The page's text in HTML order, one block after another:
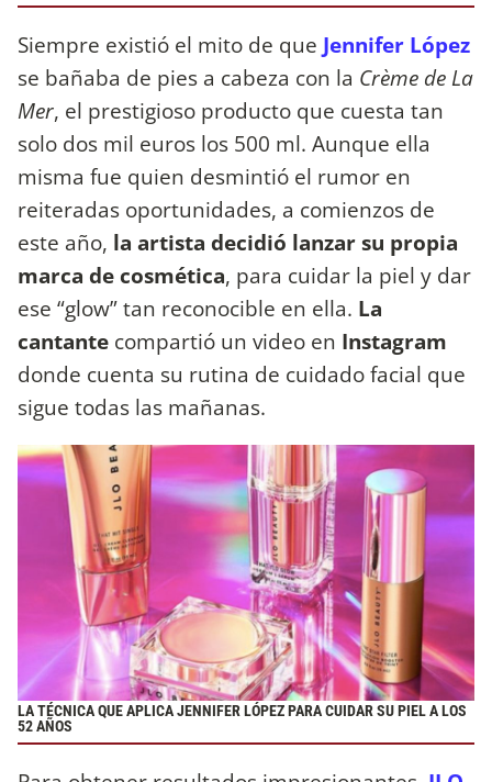
Siempre existió el mito de que Jennifer López
se bañaba de pies a cabeza con la Crème de La
Mer, el prestigioso producto que cuesta tan
solo dos mil euros los 500 ml. Aunque ella
misma fue quien desmintió el rumor en
reiteradas oportunidades, a comienzos de
este año, la artista decidió lanzar su propia
marca de cosmética, para cuidar la piel y dar
ese “glow” tan reconocible en ella. La
cantante compartió un video en Instagram
donde cuenta su rutina de cuidado facial que
sigue todas las mañanas.
LA TÉCNICA QUE APLICA JENNIFER LÓPEZ PARA CUIDAR SU PIEL A LOS
52 AÑOS